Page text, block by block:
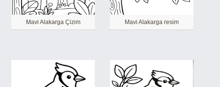
Mavi Alakarga Çizim Mavi Alakarga resim